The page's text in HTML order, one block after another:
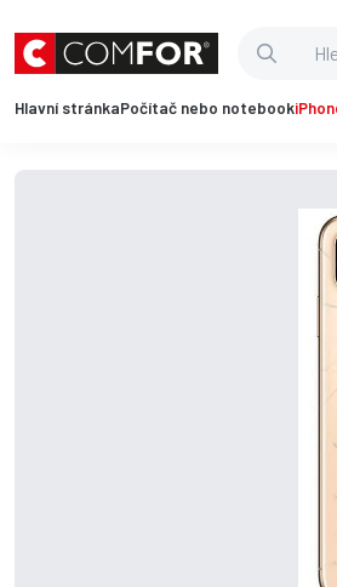
Hlavní stránkaPočítač nebo notebook